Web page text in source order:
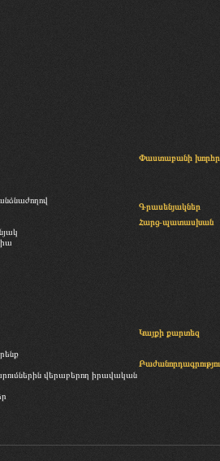
Փաստաբանի
Գրասենյակներ
Հարց-պատասխան
վերաբերող իրավական
Կայքի քարտեզ